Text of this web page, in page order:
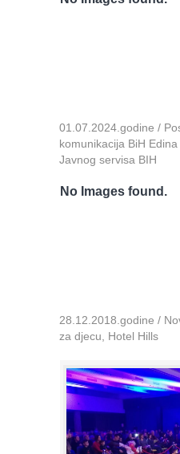
01.07.2024.godine /
komunikacija BiH
Javnog servisa BIH
No Images found.
28.12.2018.godine /
za djecu, Hotel Hills